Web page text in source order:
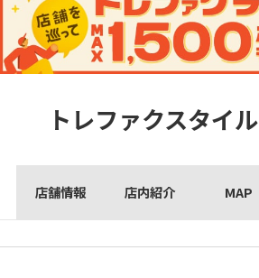
トレファクスタイル
店舗情報 店内紹介 MAP